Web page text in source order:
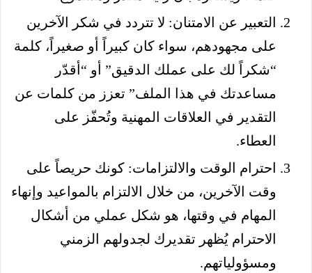
التعبير عن الامتنان: لا تتردد في شكر الآخرين
على مجهودهم، سواء كان كبيراً أو صغيراً، كلمة
“شكراً لك على عملك الدقيق” أو “أقدّر
مساعدتك في هذا الملف” تعزز من كلمات عن
التقدير في العلاقات المهنية وتُحفّز على
العطاء.
احترام الوقت والالتزامات: كونك حريصاً على
وقت الآخرين، من خلال الالتزام بالمواعيد وإنهاء
المهام في وقتها، هو شكل عملي من أشكال
الاحترام يُظهر تقديرك لجدولهم الزمني
ومسؤولياتهم.